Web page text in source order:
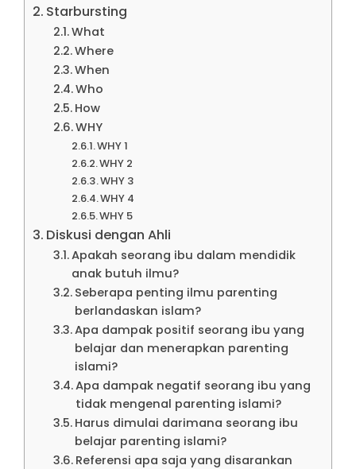
Starbursting
What
Where
When
Who
How
WHY
WHY 1
WHY 2
WHY 3
WHY 4
WHY 5
Diskusi dengan Ahli
Apakah seorang ibu dalam mendidik
anak butuh ilmu?
Seberapa penting ilmu parenting
berlandaskan islam?
Apa dampak positif seorang ibu yang
belajar dan menerapkan parenting
islami?
Apa dampak negatif seorang ibu yang
tidak mengenal parenting islami?
Harus dimulai darimana seorang ibu
belajar parenting islami?
Referensi apa saja yang disarankan